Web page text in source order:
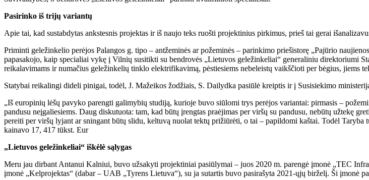
Pasirinko iš trijų variantų
Apie tai, kad sustabdytas ankstesnis projektas ir iš naujo teks ruošti projektinius pirkimus, prieš tai gerai
Priminti geležinkelio perėjos Palangos g. tipo – antžeminės ar požeminės – parinkimo priešistorę „Pajūrio
papasakojo, kaip specialiai vykę į Vilnių susitikti su bendrovės „Lietuvos geležinkeliai“ generaliniu direktoriumi
reikalavimams ir numačius geležinkelių tinklo elektrifikavimą, pėstiesiems nebeleistų vaikščioti per bėgius, jiems
Statybai reikalingi dideli pinigai, todėl, J. Mažeikos žodžiais, S. Dailydka pasiūlė kreiptis ir į Susisiekimo
„Iš europinių lėšų pavyko parengti galimybių studiją, kurioje buvo siūlomi trys perėjos variantai: pirmasis –
pandusu neįgaliesiems. Daug diskutuota: tam, kad būtų įrengtas praėjimas per viršų su pandusu, nebūtų užtekę
pereiti per viršų lyjant ar sningant būtų slidu, keltuvą nuolat tektų prižiūrėti, o tai – papildomi kaštai. Todėl
kainavo 17, 417 tūkst. Eur
„Lietuvos geležinkeliai“ iškėlė sąlygas
Meru jau dirbant Antanui Kalniui, buvo užsakyti projektiniai pasiūlymai – juos 2020 m. parengė įmonė „TEC
įmonė „Kelprojektas“ (dabar – UAB „Tyrens Lietuva“), su ja sutartis buvo pasirašyta 2021-ųjų birželį. Ši įmonė